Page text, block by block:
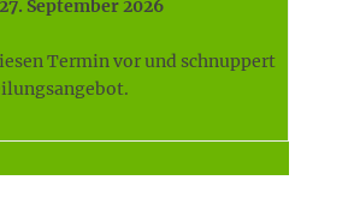
September 2026
Termin vor und schnuppert